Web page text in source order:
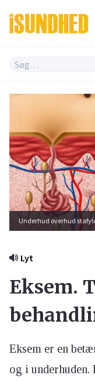
Underhud overhud
Lyt
Eksem.
Eksem er en
og i underhuden.